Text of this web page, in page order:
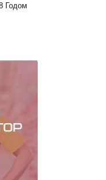
Годом